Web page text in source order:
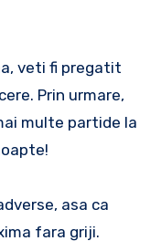
veti fi pregatit
Prin urmare,
multe partide la
asa ca
fara griji.